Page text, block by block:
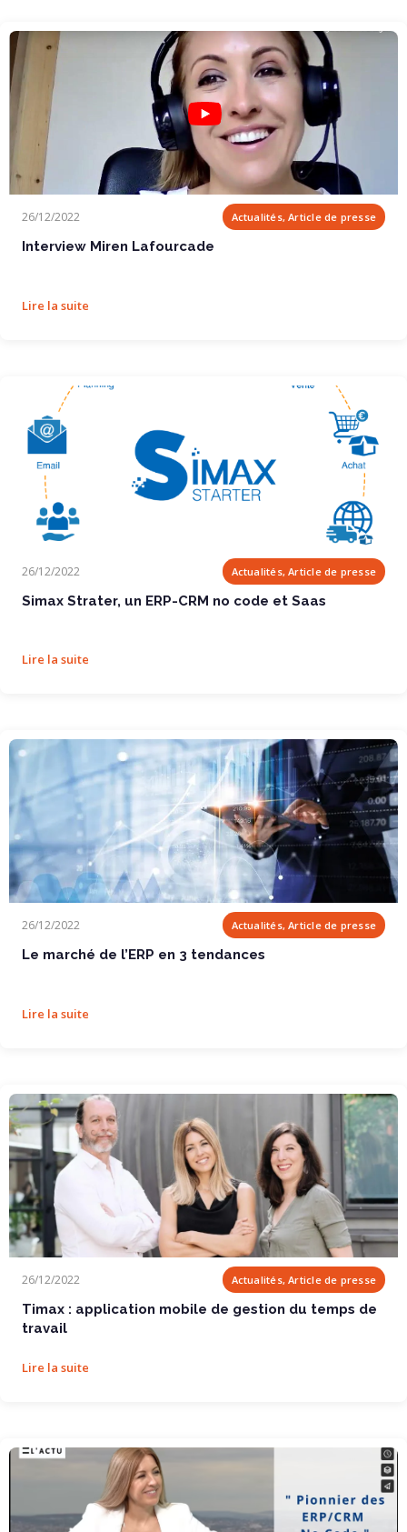
26/12/2022 Actualités, Article de presse
Interview Miren Lafourcade
Lire la suite
Simax Strater, un ERP-CRM no code et Saas
26/12/2022 Actualités, Article de presse
Simax Strater, un ERP-CRM no code et Saas
Lire la suite
26/12/2022 Actualités, Article de presse
Le marché de l’ERP en 3 tendances
Lire la suite
Timax : application mobile de gestion du temps de...
26/12/2022 Actualités, Article de presse
Timax : application mobile de gestion du temps de
travail
Lire la suite